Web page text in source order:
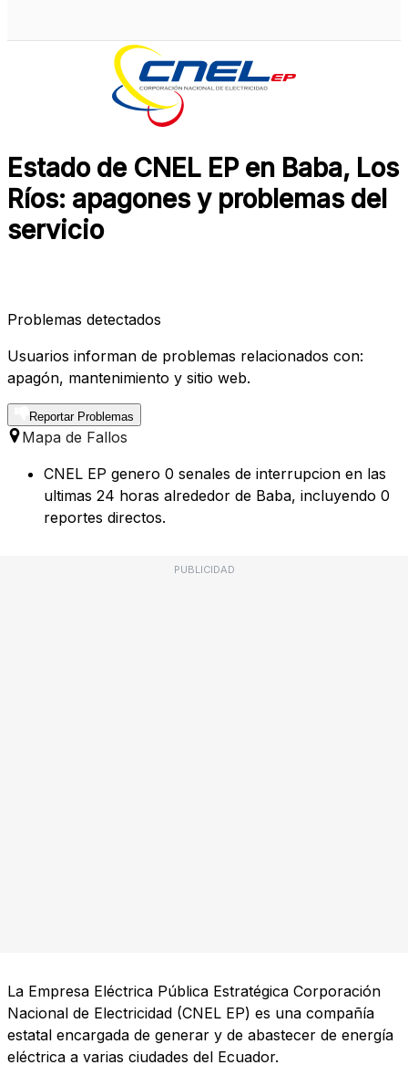
Estado de CNEL EP en Baba, Los
Ríos: apagones y problemas del
servicio
Problemas detectados
Usuarios informan de problemas relacionados con:
apagón, mantenimiento y sitio web.
Reportar Problemas
Mapa de Fallos
CNEL EP genero 0 senales de interrupcion en las
ultimas 24 horas alrededor de Baba, incluyendo 0
reportes directos.
PUBLICIDAD
La Empresa Eléctrica Pública Estratégica Corporación
Nacional de Electricidad (CNEL EP) es una compañía
estatal encargada de generar y de abastecer de energía
eléctrica a varias ciudades del Ecuador.